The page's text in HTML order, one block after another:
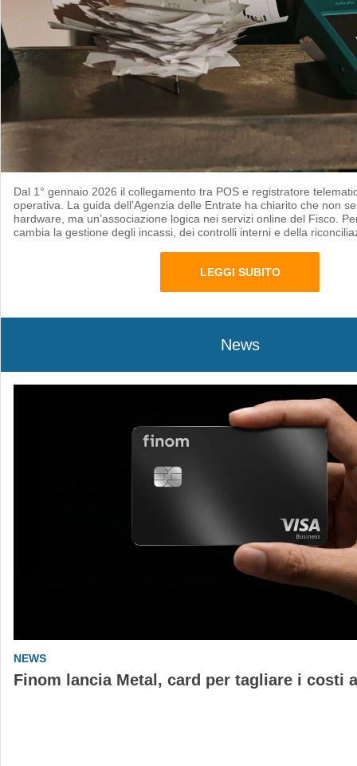
Dal 1° gennaio 2026 il collegamento tra POS e registratore
operativa. La guida dell’Agenzia delle Entrate ha chiarito che non
hardware, ma un’associazione logica nei servizi online del Fisco.
cambia la gestione degli incassi, dei controlli interni e della
LEGGI SUBITO
News
NEWS
Finom lancia Metal, card per tagliare i costi